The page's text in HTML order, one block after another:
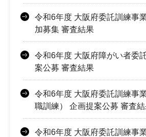
令和6年度 大阪府委託訓練事
加募集 審査結果
令和6年度 大阪府障がい者委
案公募 審査結果
令和6年度 大阪府委託訓練事
職訓練） 企画提案公募 審査
令和6年度 大阪府委託訓練事